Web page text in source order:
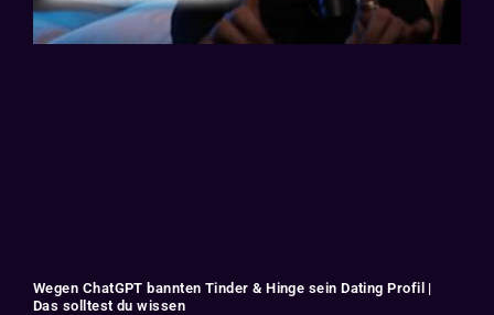
Wegen ChatGPT bannten Tinder & Hinge sein Dating Profil |
Das solltest du wissen